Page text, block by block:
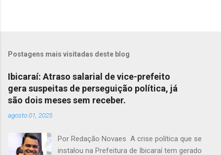
Postagens mais visitadas deste blog
Ibicaraí: Atraso salarial de vice-prefeito
gera suspeitas de perseguição política, já
são dois meses sem receber.
agosto 01, 2025
Por Redação Novaes A crise política que se
instalou na Prefeitura de Ibicaraí tem gerado